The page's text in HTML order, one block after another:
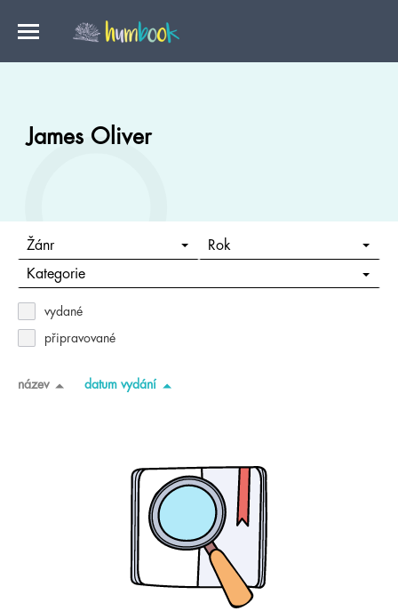
James Oliver
Žánr Rok
Kategorie
vydané
připravované
název datum vydání